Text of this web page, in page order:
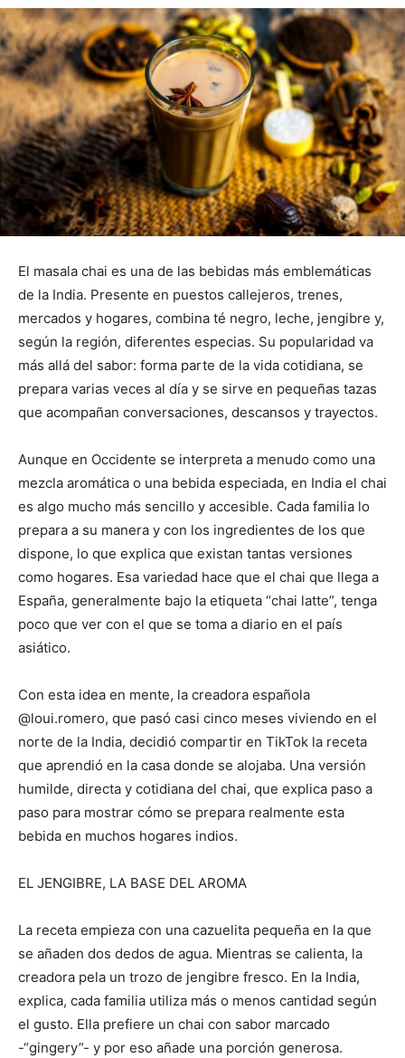
El masala chai es una de las bebidas más emblemáticas
de la India. Presente en puestos callejeros, trenes,
mercados y hogares, combina té negro, leche, jengibre y,
según la región, diferentes especias. Su popularidad va
más allá del sabor: forma parte de la vida cotidiana, se
prepara varias veces al día y se sirve en pequeñas tazas
que acompañan conversaciones, descansos y trayectos.
Aunque en Occidente se interpreta a menudo como una
mezcla aromática o una bebida especiada, en India el chai
es algo mucho más sencillo y accesible. Cada familia lo
prepara a su manera y con los ingredientes de los que
dispone, lo que explica que existan tantas versiones
como hogares. Esa variedad hace que el chai que llega a
España, generalmente bajo la etiqueta “chai latte”, tenga
poco que ver con el que se toma a diario en el país
asiático.
Con esta idea en mente, la creadora española
@loui.romero, que pasó casi cinco meses viviendo en el
norte de la India, decidió compartir en TikTok la receta
que aprendió en la casa donde se alojaba. Una versión
humilde, directa y cotidiana del chai, que explica paso a
paso para mostrar cómo se prepara realmente esta
bebida en muchos hogares indios.
EL JENGIBRE, LA BASE DEL AROMA
La receta empieza con una cazuelita pequeña en la que
se añaden dos dedos de agua. Mientras se calienta, la
creadora pela un trozo de jengibre fresco. En la India,
explica, cada familia utiliza más o menos cantidad según
el gusto. Ella prefiere un chai con sabor marcado
-“gingery”- y por eso añade una porción generosa.